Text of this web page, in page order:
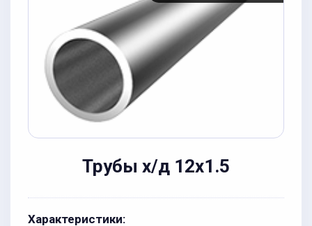
Трубы х/д 12x1.5
Характеристики: